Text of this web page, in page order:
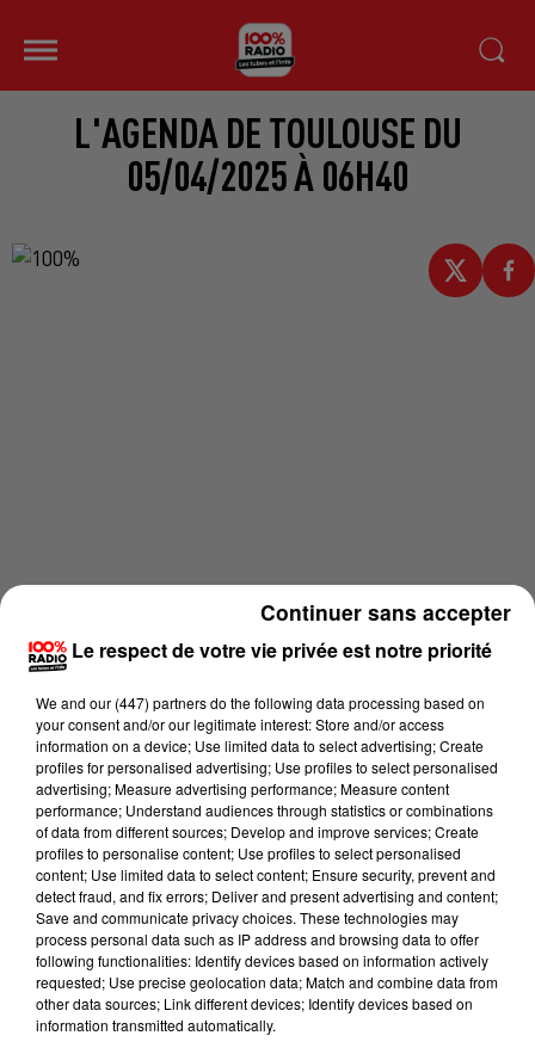
L'AGENDA DE TOULOUSE DU
05/04/2025 À 06H40
Lecture (1 min 14 sec)
100%
100% Radio l'agenda de Toulouse
Le respect de votre vie privée est notre priorité
We and our (447) partnersdo the following data processing based on
your consent and/or our legitimate interest: Store and/or access
information on a device; Use limited data to select advertising; Create
profiles for personalised advertising; Use profiles to select personalised
advertising; Measure advertising performance; Measure content
performance; Understand audiences through statistics or combinations
of data from different sources; Develop and improve services; Create
profiles to personalise content; Use profiles to select personalised
content; Use limited data to select content; Ensure security, prevent and
detect fraud, and fix errors; Deliver and present advertising and content;
Save and communicate privacy choices. These technologies may
process personal data such as IP address and browsing data to offer
following functionalities: Identify devices based on information actively
requested; Use precise geolocation data; Match and combine data from
other data sources; Link different devices; Identify devices based on
information transmitted automatically.
Continuer sans accepter